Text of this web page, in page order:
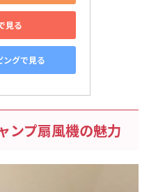
見る
グで見る
ンプ扇風機の魅力